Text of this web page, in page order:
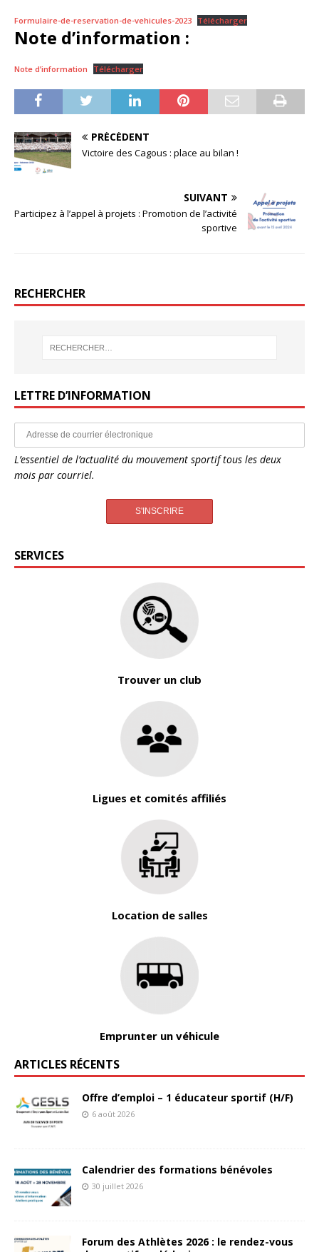
Formulaire-de-reservation-de-vehicules-2023 Télécharger
Note d’information :
Note d’information Télécharger
PRÉCÉDENT
Victoire des Cagous : place au bilan !
SUIVANT
Participez à l’appel à projets : Promotion de l’activité
sportive
RECHERCHER
LETTRE D’INFORMATION
L’essentiel de l’actualité du mouvement sportif tous les deux
mois par courriel.
SERVICES
Trouver un club
Ligues et comités affiliés
Location de salles
Emprunter un véhicule
ARTICLES RÉCENTS
Offre d’emploi – 1 éducateur sportif (H/F)
6 août 2026
Calendrier des formations bénévoles
30 juillet 2026
Forum des Athlètes 2026 : le rendez-vous